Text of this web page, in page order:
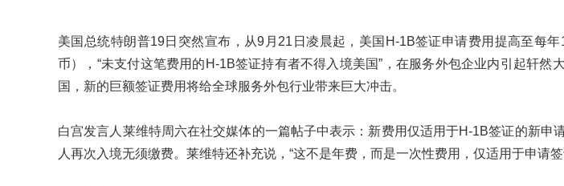
美国总统特朗普19日突然宣布，从9月21日凌晨起，美国H-1B签证申请费用提高至每
币），“未支付这笔费用的H-1B签证持有者不得入境美国”，在服务外包企业内引起轩然
国，新的巨额签证费用将给全球服务外包行业带来巨大冲击。
白宫发言人莱维特周六在社交媒体的一篇帖子中表示：新费用仅适用于H-1B签证的新申
人再次入境无须缴费。莱维特还补充说，“这不是年费，而是一次性费用，仅适用于申请签